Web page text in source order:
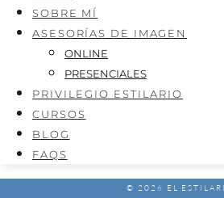
SOBRE MÍ
ASESORÍAS DE IMAGEN
ONLINE
PRESENCIALES
PRIVILEGIO ESTILARIO
CURSOS
BLOG
FAQS
© 2026 EL